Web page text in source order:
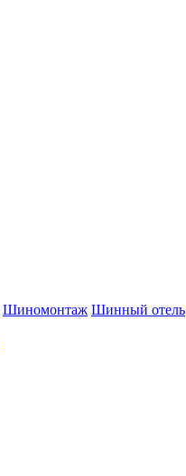
Шиномонтаж Шинный отель